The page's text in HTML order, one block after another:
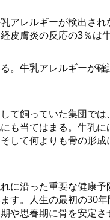
アレルギーが検出され
皮膚炎の反応の3％は
。牛乳アレルギーが確
て飼っていた集団では
も当てはまる。牛乳に
して何よりも骨の形成
に沿った重要な健康予
す。人生の最初の30年
や思春期に骨を安定さ